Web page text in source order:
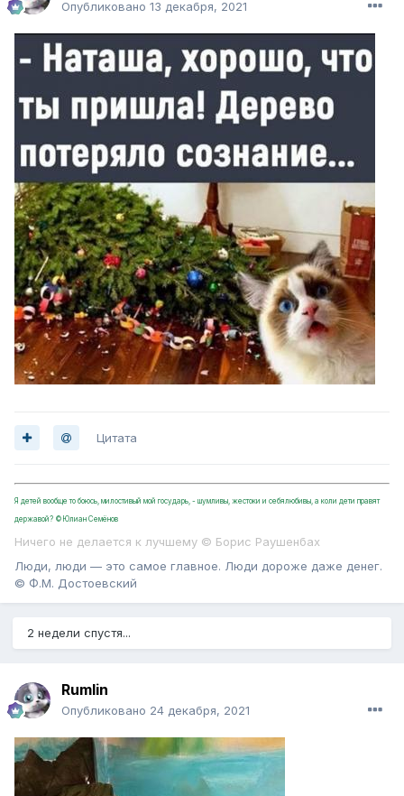
Опубликовано 13 декабря, 2021
Цитата
Я детей вообще то боюсь, милостивый мой государь, - шумливы, жестоки и себялюбивы, а коли дети правят
державой? ©Юлиан Семёнов
Ничего не делается к лучшему © Борис Раушенбах
Люди, люди — это самое главное. Люди дороже даже денег.
© Ф.М. Достоевский
2 недели спустя...
Rumlin
Опубликовано 24 декабря, 2021